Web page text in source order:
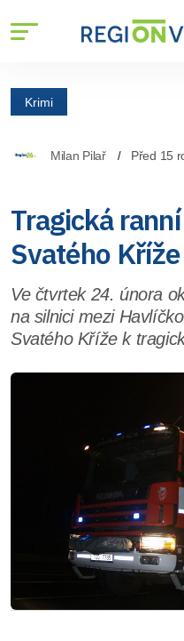
Krimi
Milan Pilař Před 15
Tragická
Svatého Kříže
Ve čtvrtek 24. února
na silnici mezi
Svatého Kříže k